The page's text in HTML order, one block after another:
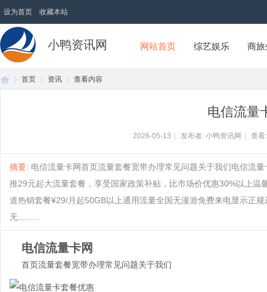
设为首页 收藏本站
小鸭资讯网 网站首页 综艺娱乐 商
首页 资讯 查看内容
电信流量
2026-05-13 发布者: 小鸭资讯网 查
摘要: 电信流量卡网首页流量套餐宽带办理常见问题关于我们电信流
推29元起大流量套餐，享受国家政策补贴，比市场价优惠30%以上
道热销套餐¥29/月起50GB以上通用流量全国无漫游免费来电显示正
无.........
电信流量卡网
首页流量套餐宽带办理常见问题关于我们